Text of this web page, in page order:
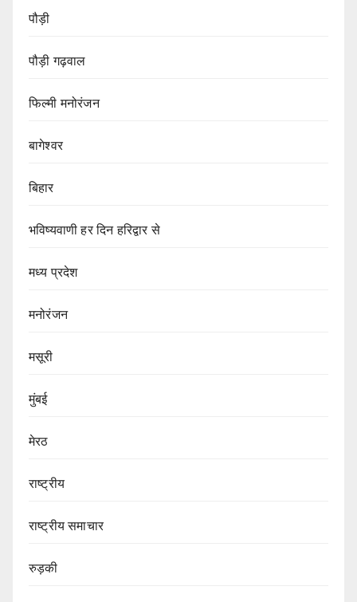
पौड़ी
पौड़ी गढ़वाल
फिल्मी मनोरंजन
बागेश्वर
बिहार
भविष्यवाणी हर दिन हरिद्वार से
मध्य प्रदेश
मनोरंजन
मसूरी
मुंबई
मेरठ
राष्ट्रीय
राष्ट्रीय समाचार
रुड़की